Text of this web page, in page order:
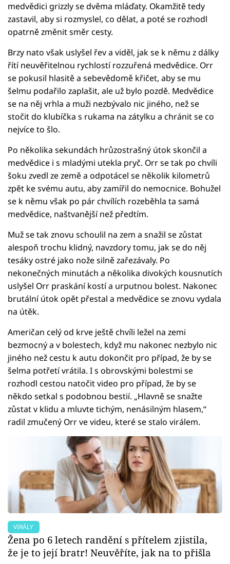
medvědici grizzly se dvěma mláďaty. Okamžitě tedy
zastavil, aby si rozmyslel, co dělat, a poté se rozhodl
opatrně změnit směr cesty.
Brzy nato však uslyšel řev a viděl, jak se k němu z dálky
řítí neuvěřitelnou rychlostí rozzuřená medvědice. Orr
se pokusil hlasitě a sebevědomě křičet, aby se mu
šelmu podařilo zaplašit, ale už bylo pozdě. Medvědice
se na něj vrhla a muži nezbývalo nic jiného, než se
stočit do klubíčka s rukama na zátylku a chránit se co
nejvíce to šlo.
Po několika sekundách hrůzostrašný útok skončil a
medvědice i s mladými utekla pryč. Orr se tak po chvíli
šoku zvedl ze země a odpotácel se několik kilometrů
zpět ke svému autu, aby zamířil do nemocnice. Bohužel
se k němu však po pár chvílích rozeběhla ta samá
medvědice, naštvanější než předtím.
Muž se tak znovu schoulil na zem a snažil se zůstat
alespoň trochu klidný, navzdory tomu, jak se do něj
tesáky ostré jako nože silně zařezávaly. Po
nekonečných minutách a několika divokých kousnutích
uslyšel Orr praskání kostí a urputnou bolest. Nakonec
brutální útok opět přestal a medvědice se znovu vydala
na útěk.
Američan celý od krve ještě chvíli ležel na zemi
bezmocný a v bolestech, když mu nakonec nezbylo nic
jiného než cestu k autu dokončit pro případ, že by se
šelma potřetí vrátila. I s obrovskými bolestmi se
rozhodl cestou natočit video pro případ, že by se
někdo setkal s podobnou bestií. „Hlavně se snažte
zůstat v klidu a mluvte tichým, nenásilným hlasem,“
radil zmučený Orr ve videu, které se stalo virálem.
VIRÁLY
Žena po 6 letech randění s přítelem zjistila,
že je to její bratr! Neuvěříte, jak na to přišla